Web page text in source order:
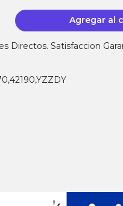
Agregar al
Directos. Satisfaccion